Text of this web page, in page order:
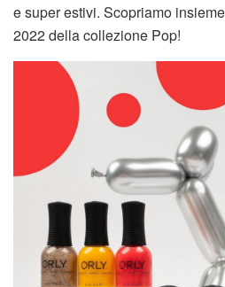
e super estivi. Scopriamo
2022 della collezione Pop!